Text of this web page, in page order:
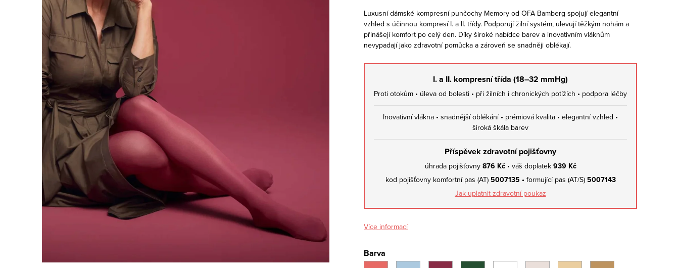
Luxusní dámské kompresní punčochy Memory od OFA Bamberg spojují elegantní
vzhled s účinnou kompresí I. a II. třídy. Podporují žilní systém, ulevují těžkým nohám a
přinášejí komfort po celý den. Díky široké nabídce barev a inovativním vláknům
nevypadají jako zdravotní pomůcka a zároveň se snadněji oblékají.
I. a II. kompresní třída (18–32 mmHg)
Proti otokům • úleva od bolesti • při žilních i chronických potížích • podpora léčby
Inovativní vlákna • snadnější oblékání • prémiová kvalita • elegantní vzhled •
široká škála barev
Příspěvek zdravotní pojišťovny
úhrada pojišťovny 876 Kč• váš doplatek 939 Kč
kod pojišťovny komfortní pas (AT)5007135 • formující pas (AT/S)5007143
Jak uplatnit zdravotní poukaz
Více informací
Barva